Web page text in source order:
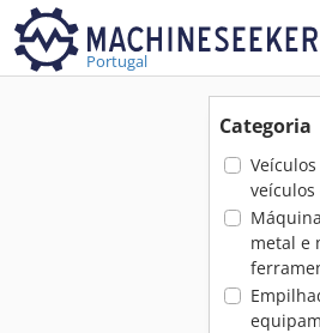
Portugal
Categoria
veículos
metal e